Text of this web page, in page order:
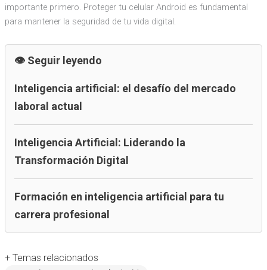
importante primero. Proteger tu celular Android es fundamental
para mantener la seguridad de tu vida digital.
Seguir leyendo
Inteligencia artificial: el desafío del mercado
laboral actual
Inteligencia Artificial: Liderando la
Transformación Digital
Formación en inteligencia artificial para tu
carrera profesional
+ Temas relacionados